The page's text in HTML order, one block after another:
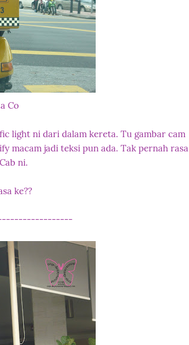
Co
light ni dari dalam kereta. Tu gambar cam
macam jadi teksi pun ada. Tak pernah rasa
ni.
ke??